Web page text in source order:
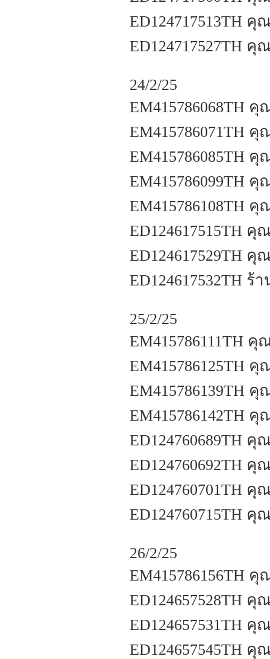
ED124717513TH
ED124717527TH
24/2/25
EM415786068TH
EM415786071TH
EM415786085TH
EM415786099TH
EM415786108TH
ED124617515TH
ED124617529TH
ED124617532TH ร้
25/2/25
EM415786111TH
EM415786125TH
EM415786139TH
EM415786142TH
ED124760689TH
ED124760692TH
ED124760701TH คุ
ED124760715TH
26/2/25
EM415786156TH
ED124657528TH
ED124657531TH
ED124657545TH